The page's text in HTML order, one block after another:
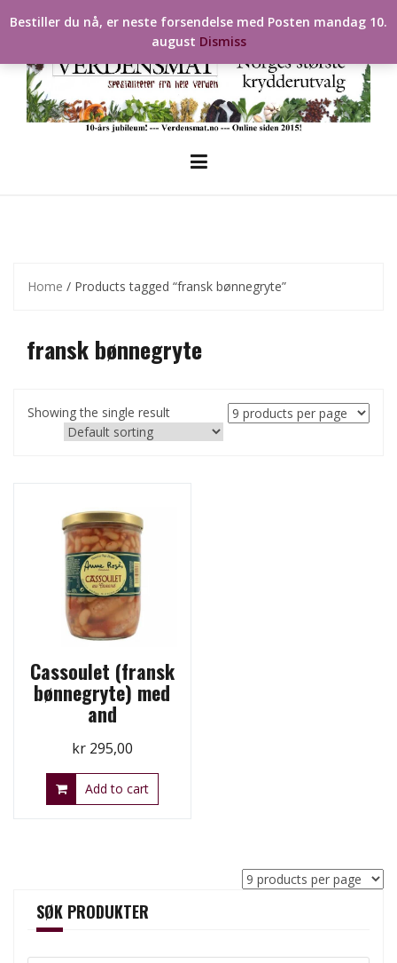
to
Home / Products tagged “fransk bønnegryte”
fransk bønnegryte
Showing the single result
Cassoulet (fransk
bønnegryte) med
and
kr295,00
Add to cart
SØK PRODUKTER
Bestiller du nå, er neste forsendelse med Posten mandag 10.
august Dismiss